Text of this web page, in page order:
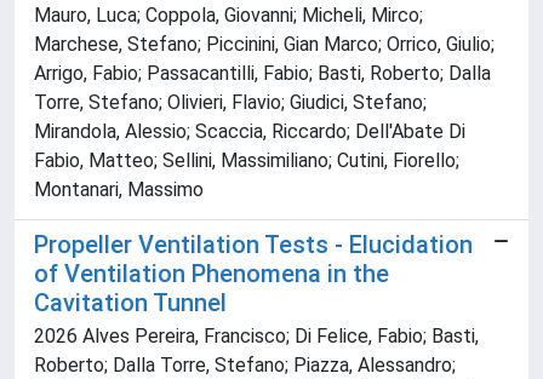
Mauro, Luca; Coppola, Giovanni; Micheli, Mirco;
Marchese, Stefano; Piccinini, Gian Marco; Orrico, Giulio;
Arrigo, Fabio; Passacantilli, Fabio; Basti, Roberto; Dalla
Torre, Stefano; Olivieri, Flavio; Giudici, Stefano;
Mirandola, Alessio; Scaccia, Riccardo; Dell'Abate Di
Fabio, Matteo; Sellini, Massimiliano; Cutini, Fiorello;
Montanari, Massimo
Propeller Ventilation Tests - Elucidation
of Ventilation Phenomena in the
Cavitation Tunnel
2026 Alves Pereira, Francisco; Di Felice, Fabio; Basti,
Roberto; Dalla Torre, Stefano; Piazza, Alessandro;